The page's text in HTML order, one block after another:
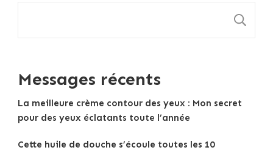
Messages récents
La meilleure crème contour des yeux : Mon secret
pour des yeux éclatants toute l’année
Cette huile de douche s’écoule toutes les 10